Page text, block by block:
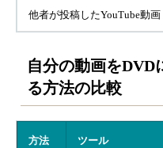
他者が投稿したYouTube動画
自分の動画をDVD
る方法の比較
方法 ツール